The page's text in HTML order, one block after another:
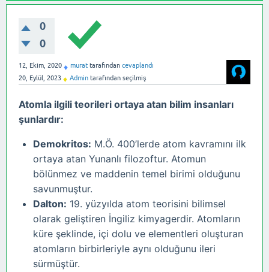
0
0
12, Ekim, 2020 ♦ murat tarafından cevaplandı
20, Eylül, 2023 ♦ Admin tarafından seçilmiş
Atomla ilgili teorileri ortaya atan bilim insanları
şunlardır:
Demokritos: M.Ö. 400’lerde atom kavramını ilk
ortaya atan Yunanlı filozoftur. Atomun
bölünmez ve maddenin temel birimi olduğunu
savunmuştur.
Dalton: 19. yüzyılda atom teorisini bilimsel
olarak geliştiren İngiliz kimyagerdir. Atomların
küre şeklinde, içi dolu ve elementleri oluşturan
atomların birbirleriyle aynı olduğunu ileri
sürmüştür.